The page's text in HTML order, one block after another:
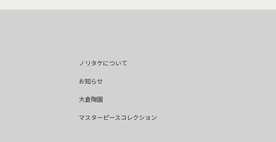
ノリタケについて
お知らせ
大倉陶園
マスターピースコレクション